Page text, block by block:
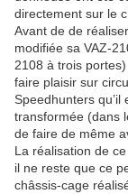
directement sur le
Avant de de
modifiée sa VAZ-
2108 à trois
faire plaisir sur
Speedhunters
transformée (dans
de faire de même
La réalisation de
il ne reste que ce
châssis-cage